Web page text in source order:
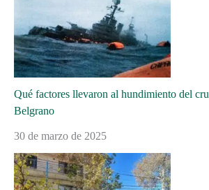
Qué factores llevaron al hundimiento del
Belgrano
30 de marzo de 2025